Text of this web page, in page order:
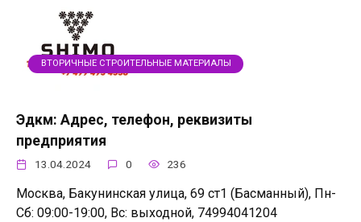
ВТОРИЧНЫЕ СТРОИТЕЛЬНЫЕ МАТЕРИАЛЫ
Эдкм: Адрес, телефон, реквизиты
предприятия
13.04.2024 0 236
Москва, Бакунинская улица, 69 ст1 (Басманный), Пн-
Сб: 09:00-19:00, Вс: выходной, 74994041204